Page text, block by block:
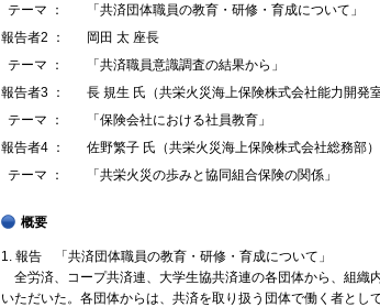
テーマ ：
「共済団体職員の教育・研修・育成について」
報告者2 ：
岡田 太 座長
テーマ ：
「共済職員意識調査の結果から」
報告者3 ：
長 規生 氏（共栄火災海上保険株式会社能力開発室
テーマ ：
「保険会社における社員教育」
報告者4 ：
佐野繁子 氏（共栄火災海上保険株式会社総務部）
テーマ ：
「共栄火災の歩みと協同組合保険の関係」
概要
1. 報告 「共済団体職員の教育・研修・育成について」
全労済、コープ共済連、大学生協共済連の各団体から、組織
いただいた。各団体からは、共済を取り扱う団体で働く者と